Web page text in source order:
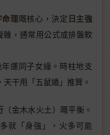
命理嘅核心，決定 日主強
，通常用公式或排盤軟
年運同子女緣。時柱地支
天干用「五鼠遁」推算。
（金木水火土）嘅平衡。
就「身強」，火多可能